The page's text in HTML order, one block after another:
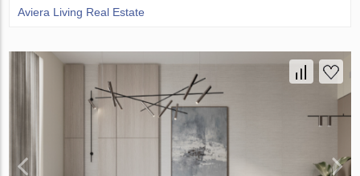
Aviera Living Real Estate